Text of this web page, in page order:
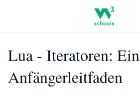
Lua - Iteratoren: Ein
Anfängerleitfaden